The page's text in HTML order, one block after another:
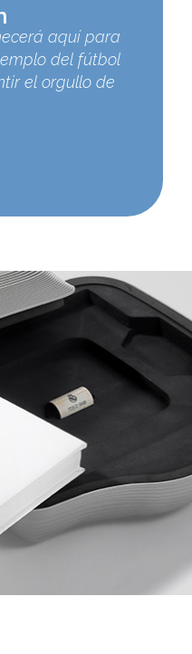
aquí para
del fútbol
el orgullo de